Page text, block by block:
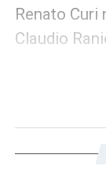
Renato Curi
Claudio
squalifica,
squadra su